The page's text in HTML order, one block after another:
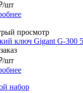
/шт
просмотр
ключ Gigant G-300
/шт
набор